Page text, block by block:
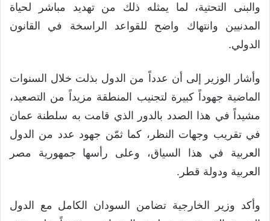
والبنى التحتية، لما يمثله ذلك من تهديد مباشر لحياة
المدنيين وانتهاك واضح للقواعد الراسخة في القانون
الدولي.
وأشار الوزير إلى أن عدداً من الدول بذلت خلال السنوات
الماضية جهوداً كبيرة لتجنيب المنطقة مزيداً من التصعيد،
مشيداً في هذا الصدد بالدور الذي قامت به سلطنة عمان
في تقريب وجهات النظر، كما ثمّن جهود عدد من الدول
العربية في هذا السياق، وعلى رأسها جمهورية مصر
العربية ودولة قطر.
وأكد وزير الخارجية تضامن السودان الكامل مع الدول